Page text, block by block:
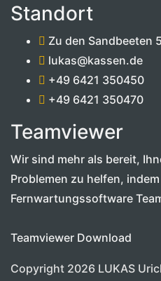
Standort
Zu den Sandbeeten
lukas@kassen.de
+49 6421 350450
+49 6421 350470
Teamviewer
Wir sind mehr als bereit,
Problemen zu helfen,
Fernwartungssoftware
Teamviewer Download
Copyright 2026 LUKAS